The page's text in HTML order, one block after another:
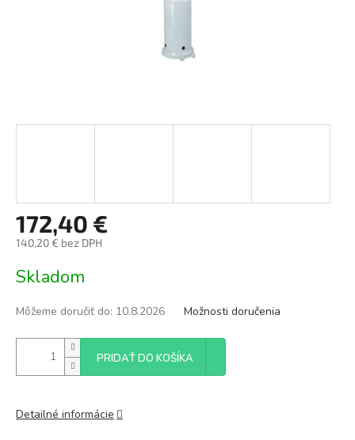
172,40 €
140,20 € bez DPH
cena:
Skladom
Môžeme doručiť do: 10.8.2026 Možnosti doručenia
PRIDAŤ DO KOŠÍKA
Detailné informácie